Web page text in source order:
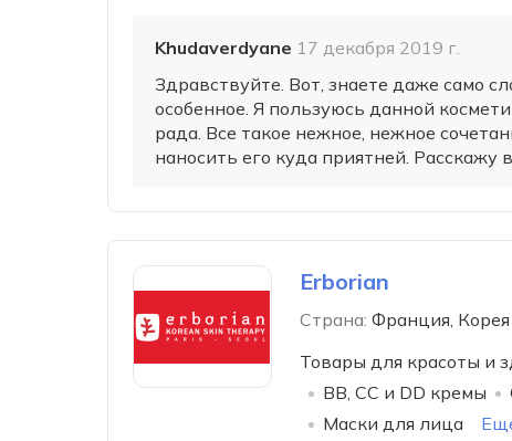
Khudaverdyane 17 декабря 2019 г.
Здравствуйте. Вот, знаете даже само
особенное. Я пользуюсь данной
рада. Все такое нежное, нежное
наносить его куда приятней. Расскажу
Erborian
Страна: Франция, Корея
Товары для красоты и
BB, CC и DD кремы
Маски для лица